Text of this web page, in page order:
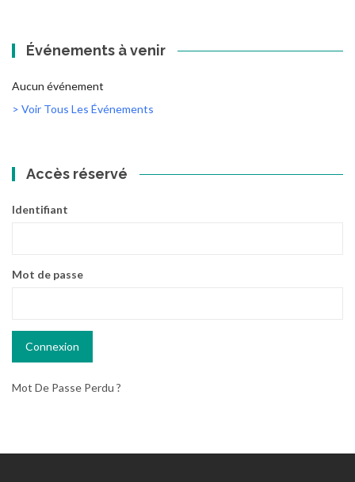
Événements à venir
Aucun événement
> Voir Tous Les Événements
Accès réservé
Identifiant
Mot de passe
Mot De Passe Perdu ?